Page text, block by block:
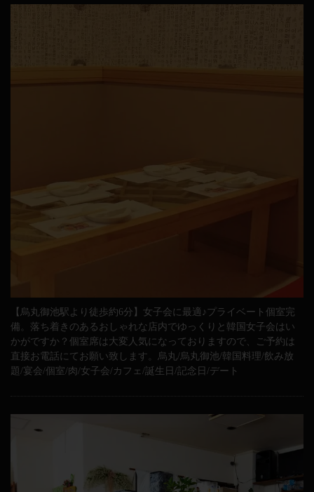
【烏丸御池駅より徒歩約6分】女子会に最適♪プライベート個室完
備。落ち着きのあるおしゃれな店内でゆっくりと韓国女子会はい
かがですか？個室席は大変人気になっておりますので、ご予約は
直接お電話にてお願い致します。烏丸/烏丸御池/韓国料理/飲み放
題/宴会/個室/肉/女子会/カフェ/誕生日/記念日/デート